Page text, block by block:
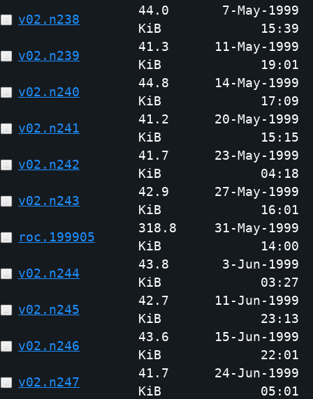
v02.n238
44.0
KiB
7-May-1999
15:39
v02.n239
41.3
KiB
11-May-1999
19:01
v02.n240
44.8
KiB
14-May-1999
17:09
v02.n241
41.2
KiB
20-May-1999
15:15
v02.n242
41.7
KiB
23-May-1999
04:18
v02.n243
42.9
KiB
27-May-1999
16:01
roc.199905
318.8
KiB
31-May-1999
14:00
v02.n244
43.8
KiB
3-Jun-1999
03:27
v02.n245
42.7
KiB
11-Jun-1999
23:13
v02.n246
43.6
KiB
15-Jun-1999
22:01
v02.n247
41.7
KiB
24-Jun-1999
05:01